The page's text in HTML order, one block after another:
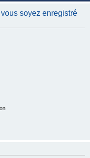
he
soyez enregistré